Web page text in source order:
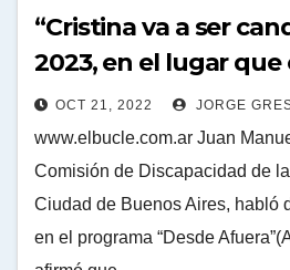
“Cristina va a ser
2023, en el lugar
OCT 21, 2022 JORGE
www.elbucle.com.ar Juan
Comisión de Discapacidad de
Ciudad de Buenos Aires, habló
en el programa “Desde